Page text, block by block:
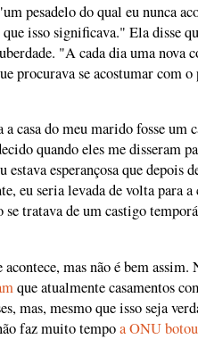
pesadelo do qual eu nunca
isso significava." Ela disse
"A cada dia uma nova
procurava se acostumar com
casa do meu marido fosse um
quando eles me disseram
esperançosa que depois
eu seria levada de volta para a
se tratava de um castigo
mas não é bem assim.
que atualmente casamentos
mas, mesmo que isso seja
faz muito tempoa ONU